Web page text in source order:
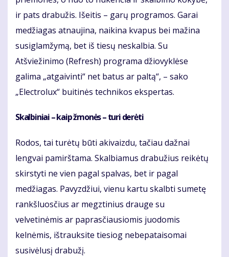
ir pats drabužis. Išeitis – garų programos. Garai
medžiagas atnaujina, naikina kvapus bei mažina
susiglamžymą, bet iš tiesų neskalbia. Su
Atšviežinimo (Refresh) programa džiovyklėse
galima „atgaivinti“ net batus ar paltą“, – sako
„Electrolux“ buitinės technikos ekspertas.
Skalbiniai – kaip žmonės – turi derėti
Rodos, tai turėtų būti akivaizdu, tačiau dažnai
lengvai pamirštama. Skalbiamus drabužius reikėtų
skirstyti ne vien pagal spalvas, bet ir pagal
medžiagas. Pavyzdžiui, vienu kartu skalbti sumetę
rankšluosčius ar megztinius drauge su
velvetinėmis ar paprasčiausiomis juodomis
kelnėmis, ištrauksite tiesiog nebepataisomai
susivėlusį drabužį.